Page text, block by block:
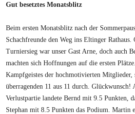
Gut besetztes Monatsblitz
Beim ersten Monatsblitz nach der
Schachfreunde den Weg ins Eltinger
Turniersieg war unser Gast Arne, doch auch
machten sich Hoffnungen auf die ersten
Kampfgeistes der hochmotivierten Mitglieder,
überragenden 11 aus 11 durch.
Verlustpartie landete Bernd mit 9.5 Punkten,
Stephan mit 8.5 Punkten das Podium. Martin